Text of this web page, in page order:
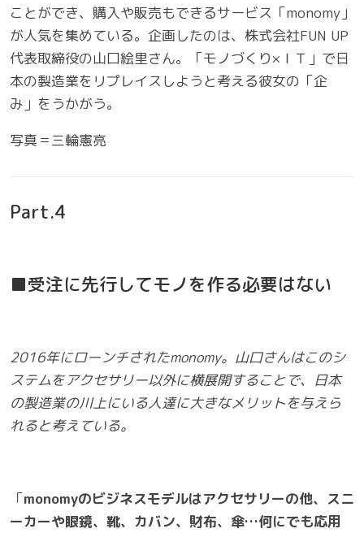
ことができ、購入や販売もできるサービス「monomy」
が人気を集めている。企画したのは、株式会社FUN UP
代表取締役の山口絵里さん。「モノづくり×ＩＴ」で日
本の製造業をリプレイスしようと考える彼女の「企
み」をうかがう。
写真＝三輪憲亮
Part.4
■受注に先行してモノを作る必要はない
2016年にローンチされたmonomy。山口さんはこのシ
ステムをアクセサリー以外に横展開することで、日本
の製造業の川上にいる人達に大きなメリットを与えら
れると考えている。
「monomyのビジネスモデルはアクセサリーの他、スニ
ーカーや眼鏡、靴、カバン、財布、傘…何にでも応用